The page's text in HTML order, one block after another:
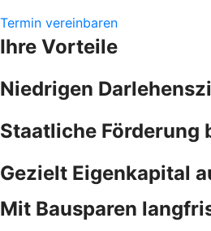
Termin vereinbaren
Ihre Vorteile
Niedrigen
Staatliche Förderung
Gezielt Eigenkapital
Mit Bausparen